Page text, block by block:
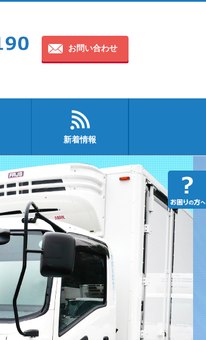
お問い合わせ
新着情報